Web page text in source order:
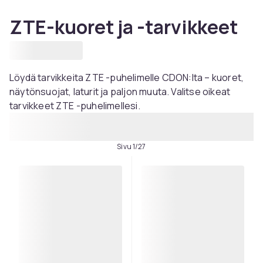
ZTE-kuoret ja -tarvikkeet
Löydä tarvikkeita ZTE -puhelimelle CDON:lta – kuoret,
näytönsuojat, laturit ja paljon muuta. Valitse oikeat
tarvikkeet ZTE -puhelimellesi.
Sivu 1/27